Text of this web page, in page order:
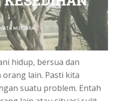
hidup, bersua dan
lain. Pasti kita
suatu problem. Entah